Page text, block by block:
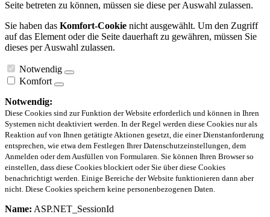
Seite betreten zu können, müssen sie diese per Auswahl zulassen.
Sie haben das Komfort-Cookie nicht ausgewählt. Um den Zugriff
auf das Element oder die Seite dauerhaft zu gewähren, müssen Sie
dieses per Auswahl zulassen.
Notwendig
Komfort
Notwendig:
Diese Cookies sind zur Funktion der Website erforderlich und können in Ihren
Systemen nicht deaktiviert werden. In der Regel werden diese Cookies nur als
Reaktion auf von Ihnen getätigte Aktionen gesetzt, die einer Dienstanforderung
entsprechen, wie etwa dem Festlegen Ihrer Datenschutzeinstellungen, dem
Anmelden oder dem Ausfüllen von Formularen. Sie können Ihren Browser so
einstellen, dass diese Cookies blockiert oder Sie über diese Cookies
benachrichtigt werden. Einige Bereiche der Website funktionieren dann aber
nicht. Diese Cookies speichern keine personenbezogenen Daten.
Name: ASP.NET_SessionId